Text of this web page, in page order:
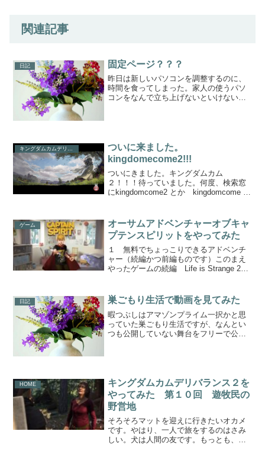
関連記事
日記 固定ページ？？？
昨日は新しいパソコンを調整するのに、
時間を食ってしまった。家人の使うパソ
コンをなんで立ち上げないといけないの
ついに来ました。
kingdomecome2!!!
ついにきました。キングダムカム
２！！！待っていました。何度、検索窓
にkingdomcome2 とか kingdomcome 続
いや、あのキングダムもいいんだけど、
私が望ん...
ゲーム
オーサムアドベンチャーオブキャ
プテンスピリットをやってみた
１ 無料でちょっこりできるアドベンチ
ャー（続編かつ前編ものです）このまえ
やったゲームの続編 Life is Strange 2
開されていたのですけれど、例によって
例の...
日記 巣ごもり生活で動画を見てみた
暇つぶしはアマゾンプライム一択かと思
っていた巣ごもり生活ですが、なんとい
つも公開していない舞台をフリーで公開
HOME
キングダムカムデリバランス２を
やってみた 第１０回 遊牧民の
野営地
そろそろマットを迎えに行きたいオカメ
です。やはり、一人で旅をするのはさみ
しい。犬は人間の友です。もっとも、古